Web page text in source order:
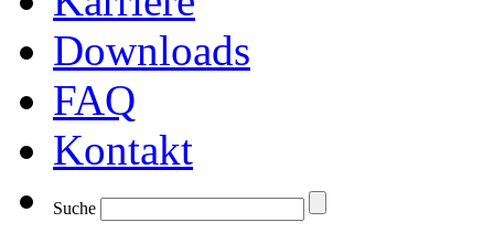
Downloads
FAQ
Kontakt
Suche